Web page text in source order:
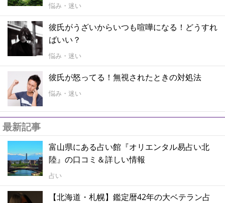
悩み・迷い
彼氏がうざいからいつも喧嘩になる！どうすれ
ばいい？
悩み・迷い
彼氏が怒ってる！無視されたときの対処法
悩み・迷い
最新記事
富山県にある占い館『オリエンタル易占い北
陸』の口コミ＆詳しい情報
占い
【北海道・札幌】鑑定暦42年の大ベテラン占